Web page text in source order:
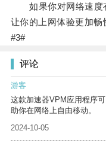
如果你对网络速度
让你的上网体验更加畅
#3#
评论
游客
这款加速器VPM应用程序
助你在网络上自由移动。
2024-10-05